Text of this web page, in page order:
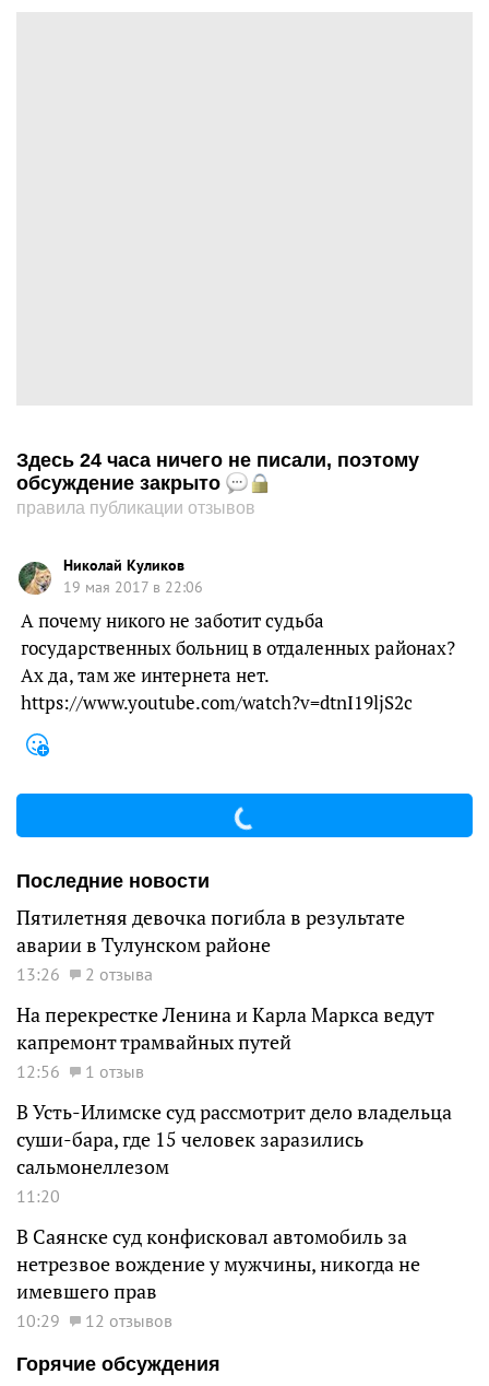
Здесь 24 часа ничего не писали, поэтому
обсуждение закрыто
правила публикации отзывов
Николай Куликов
19 мая 2017 в 22:06
А почему никого не заботит судьба
государственных больниц в отдаленных районах?
Ах да, там же интернета нет.
https://www.youtube.com/watch?v=dtnI19ljS2c
Последние новости
Пятилетняя девочка погибла в результате
аварии в Тулунском районе
13:26 2 отзыва
На перекрестке Ленина и Карла Маркса ведут
капремонт трамвайных путей
12:56 1 отзыв
В Усть-Илимске суд рассмотрит дело владельца
суши-бара, где 15 человек заразились
сальмонеллезом
11:20
В Саянске суд конфисковал автомобиль за
нетрезвое вождение у мужчины, никогда не
имевшего прав
10:29
12 отзывов
Горячие обсуждения